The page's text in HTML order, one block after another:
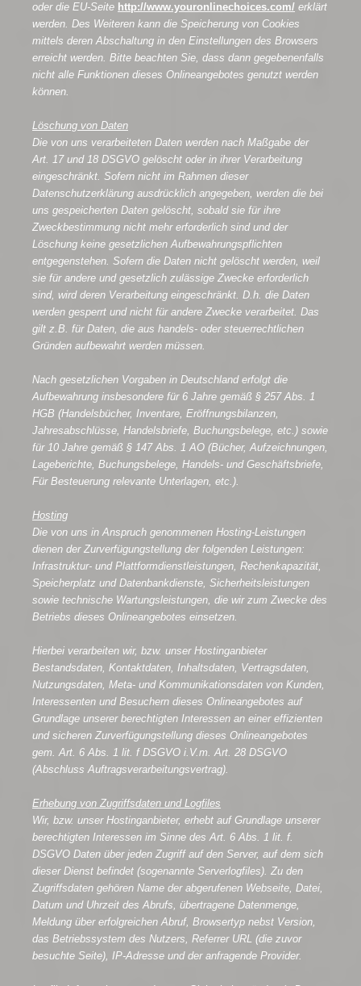
oder die EU-Seite http://www.youronlinechoices.com/ erklärt
werden. Des Weiteren kann die Speicherung von Cookies
mittels deren Abschaltung in den Einstellungen des Browsers
erreicht werden. Bitte beachten Sie, dass dann gegebenenfalls
nicht alle Funktionen dieses Onlineangebotes genutzt werden
können.
Löschung von Daten
Die von uns verarbeiteten Daten werden nach Maßgabe der
Art. 17 und 18 DSGVO gelöscht oder in ihrer Verarbeitung
eingeschränkt. Sofern nicht im Rahmen dieser
Datenschutzerklärung ausdrücklich angegeben, werden die bei
uns gespeicherten Daten gelöscht, sobald sie für ihre
Zweckbestimmung nicht mehr erforderlich sind und der
Löschung keine gesetzlichen Aufbewahrungspflichten
entgegenstehen. Sofern die Daten nicht gelöscht werden, weil
sie für andere und gesetzlich zulässige Zwecke erforderlich
sind, wird deren Verarbeitung eingeschränkt. D.h. die Daten
werden gesperrt und nicht für andere Zwecke verarbeitet. Das
gilt z.B. für Daten, die aus handels- oder steuerrechtlichen
Gründen aufbewahrt werden müssen.
Nach gesetzlichen Vorgaben in Deutschland erfolgt die
Aufbewahrung insbesondere für 6 Jahre gemäß § 257 Abs. 1
HGB (Handelsbücher, Inventare, Eröffnungsbilanzen,
Jahresabschlüsse, Handelsbriefe, Buchungsbelege, etc.) sowie
für 10 Jahre gemäß § 147 Abs. 1 AO (Bücher, Aufzeichnungen,
Lageberichte, Buchungsbelege, Handels- und Geschäftsbriefe,
Für Besteuerung relevante Unterlagen, etc.).
Hosting
Die von uns in Anspruch genommenen Hosting-Leistungen
dienen der Zurverfügungstellung der folgenden Leistungen:
Infrastruktur- und Plattformdienstleistungen, Rechenkapazität,
Speicherplatz und Datenbankdienste, Sicherheitsleistungen
sowie technische Wartungsleistungen, die wir zum Zwecke des
Betriebs dieses Onlineangebotes einsetzen.
Hierbei verarbeiten wir, bzw. unser Hostinganbieter
Bestandsdaten, Kontaktdaten, Inhaltsdaten, Vertragsdaten,
Nutzungsdaten, Meta- und Kommunikationsdaten von Kunden,
Interessenten und Besuchern dieses Onlineangebotes auf
Grundlage unserer berechtigten Interessen an einer effizienten
und sicheren Zurverfügungstellung dieses Onlineangebotes
gem. Art. 6 Abs. 1 lit. f DSGVO i.V.m. Art. 28 DSGVO
(Abschluss Auftragsverarbeitungsvertrag).
Erhebung von Zugriffsdaten und Logfiles
Wir, bzw. unser Hostinganbieter, erhebt auf Grundlage unserer
berechtigten Interessen im Sinne des Art. 6 Abs. 1 lit. f.
DSGVO Daten über jeden Zugriff auf den Server, auf dem sich
dieser Dienst befindet (sogenannte Serverlogfiles). Zu den
Zugriffsdaten gehören Name der abgerufenen Webseite, Datei,
Datum und Uhrzeit des Abrufs, übertragene Datenmenge,
Meldung über erfolgreichen Abruf, Browsertyp nebst Version,
das Betriebssystem des Nutzers, Referrer URL (die zuvor
besuchte Seite), IP-Adresse und der anfragende Provider.